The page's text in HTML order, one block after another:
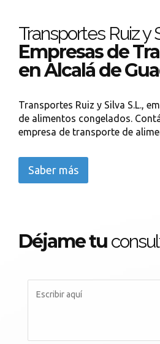
Transportes Ruiz y
Empresas de
en Alcalá de
Transportes Ruiz y Silva S.L.,
de alimentos congelados.
empresa de transporte de
Saber más
Déjame tu